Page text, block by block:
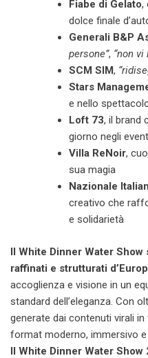
Fiabe di Gelato,
dolce finale
Generali B&P
persone”, “non
SCM SIM,
Stars
e nello
Loft 73, il brand
giorno negli
Villa ReNoir,
sua magia
Nazionale
creativo che
e solidarietà
Il White Dinner Water
raffinati e strutturati
accoglienza e visione in un
standard dell’eleganza. Con
generate dai contenuti virali
format moderno, immersivo
Il White Dinner Water